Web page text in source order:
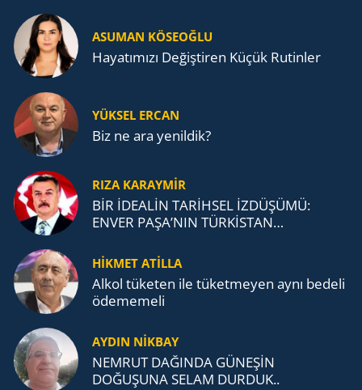
ASUMAN KÖSEOĞLU
Ha­ya­tı­mı­zı De­ğiş­ti­ren Küçük Ru­tin­ler
YÜKSEL ERCAN
Biz ne ara yenildik?
RIZA KARAYMIR
BİR İDEALİN TARİHSEL İZDÜŞÜMÜ:
ENVER PAŞA’NIN TÜRKİSTAN
TEŞKİLATI’NA UZANAN MİRASI
HİKMET ATİLLA
Alkol tü­ke­ten ile tü­ket­me­yen aynı be­de­li
öde­me­me­li
AYDIN NİKBAY
NEMRUT DAĞINDA GÜNEŞİN
DOĞUŞUNA SELAM DURDUK..